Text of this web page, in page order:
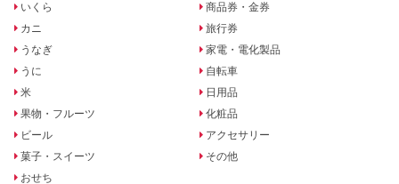
いくら
カニ
うなぎ
うに
米
果物・フルーツ
ビール
菓子・スイーツ
おせち
商品券・金券
旅行券
家電・電化製品
自転車
日用品
化粧品
アクセサリー
その他